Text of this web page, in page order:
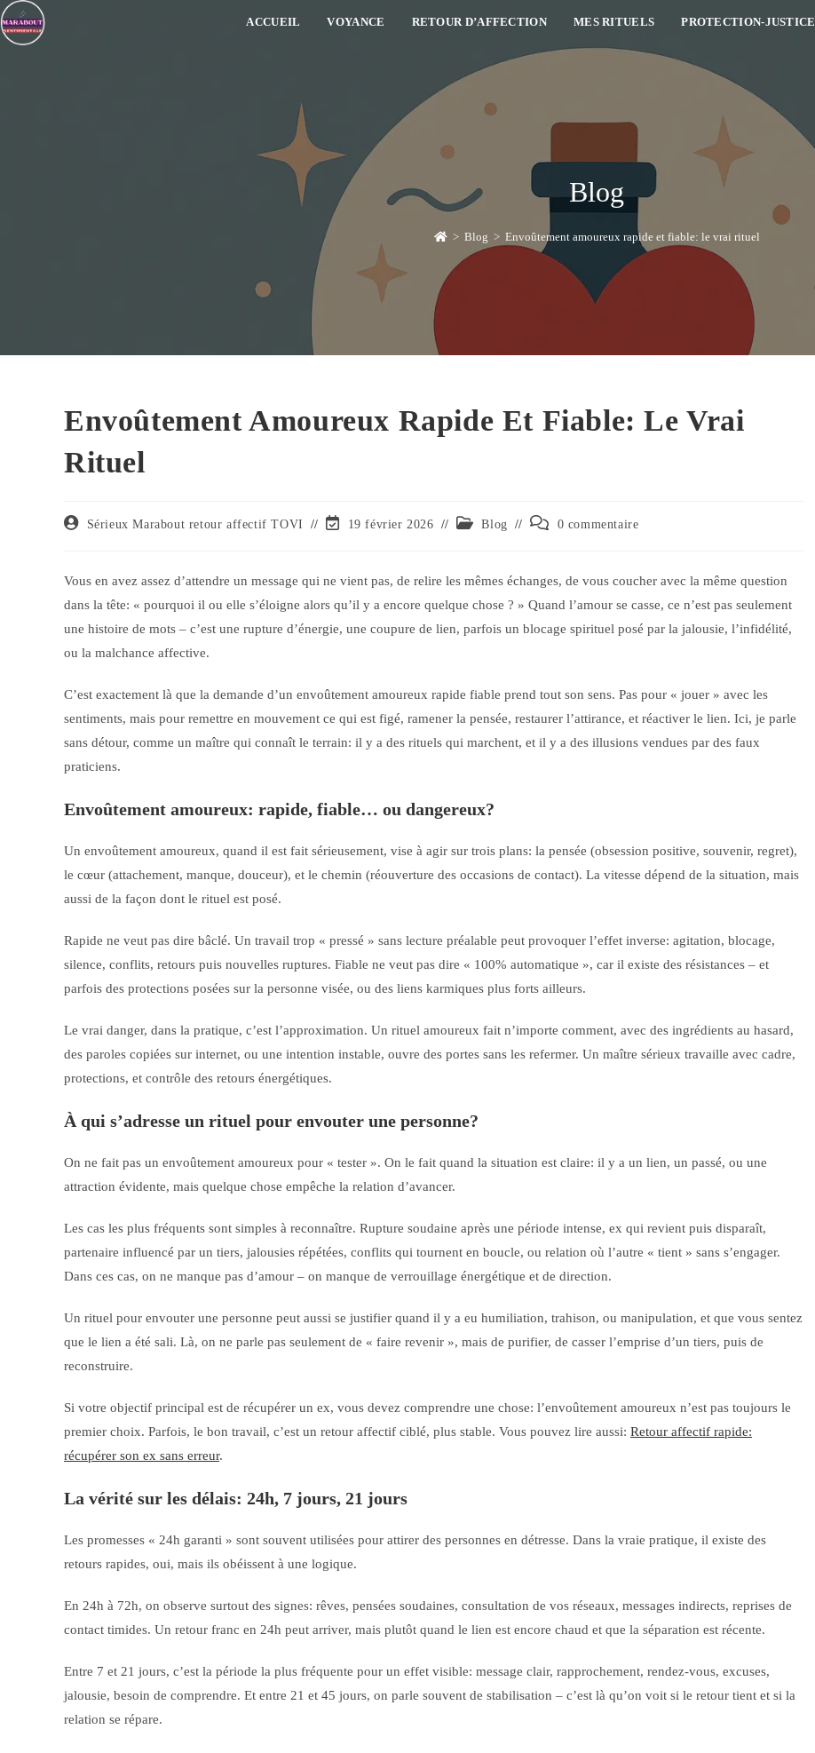
ACCUEIL VOYANCE RETOUR D’AFFECTION MES RITUELS PROTECTION-JUSTICE
Blog
> Blog > Envoûtement amoureux rapide et fiable: le vrai rituel
Envoûtement Amoureux Rapide Et Fiable: Le Vrai
Rituel
Sérieux Marabout retour affectif TOVI 19 février 2026 Blog 0 commentaire
Vous en avez assez d’attendre un message qui ne vient pas, de relire les mêmes échanges, de vous coucher avec la même question
dans la tête: « pourquoi il ou elle s’éloigne alors qu’il y a encore quelque chose ? » Quand l’amour se casse, ce n’est pas seulement
une histoire de mots – c’est une rupture d’énergie, une coupure de lien, parfois un blocage spirituel posé par la jalousie, l’infidélité,
ou la malchance affective.
C’est exactement là que la demande d’un envoûtement amoureux rapide fiable prend tout son sens. Pas pour « jouer » avec les
sentiments, mais pour remettre en mouvement ce qui est figé, ramener la pensée, restaurer l’attirance, et réactiver le lien. Ici, je parle
sans détour, comme un maître qui connaît le terrain: il y a des rituels qui marchent, et il y a des illusions vendues par des faux
praticiens.
Envoûtement amoureux: rapide, fiable… ou dangereux?
Un envoûtement amoureux, quand il est fait sérieusement, vise à agir sur trois plans: la pensée (obsession positive, souvenir, regret),
le cœur (attachement, manque, douceur), et le chemin (réouverture des occasions de contact). La vitesse dépend de la situation, mais
aussi de la façon dont le rituel est posé.
Rapide ne veut pas dire bâclé. Un travail trop « pressé » sans lecture préalable peut provoquer l’effet inverse: agitation, blocage,
silence, conflits, retours puis nouvelles ruptures. Fiable ne veut pas dire « 100% automatique », car il existe des résistances – et
parfois des protections posées sur la personne visée, ou des liens karmiques plus forts ailleurs.
Le vrai danger, dans la pratique, c’est l’approximation. Un rituel amoureux fait n’importe comment, avec des ingrédients au hasard,
des paroles copiées sur internet, ou une intention instable, ouvre des portes sans les refermer. Un maître sérieux travaille avec cadre,
protections, et contrôle des retours énergétiques.
À qui s’adresse un rituel pour envouter une personne?
On ne fait pas un envoûtement amoureux pour « tester ». On le fait quand la situation est claire: il y a un lien, un passé, ou une
attraction évidente, mais quelque chose empêche la relation d’avancer.
Les cas les plus fréquents sont simples à reconnaître. Rupture soudaine après une période intense, ex qui revient puis disparaît,
partenaire influencé par un tiers, jalousies répétées, conflits qui tournent en boucle, ou relation où l’autre « tient » sans s’engager.
Dans ces cas, on ne manque pas d’amour – on manque de verrouillage énergétique et de direction.
Un rituel pour envouter une personne peut aussi se justifier quand il y a eu humiliation, trahison, ou manipulation, et que vous sentez
que le lien a été sali. Là, on ne parle pas seulement de « faire revenir », mais de purifier, de casser l’emprise d’un tiers, puis de
reconstruire.
Si votre objectif principal est de récupérer un ex, vous devez comprendre une chose: l’envoûtement amoureux n’est pas toujours le
premier choix. Parfois, le bon travail, c’est un retour affectif ciblé, plus stable. Vous pouvez lire aussi: Retour affectif rapide:
récupérer son ex sans erreur.
La vérité sur les délais: 24h, 7 jours, 21 jours
Les promesses « 24h garanti » sont souvent utilisées pour attirer des personnes en détresse. Dans la vraie pratique, il existe des
retours rapides, oui, mais ils obéissent à une logique.
En 24h à 72h, on observe surtout des signes: rêves, pensées soudaines, consultation de vos réseaux, messages indirects, reprises de
contact timides. Un retour franc en 24h peut arriver, mais plutôt quand le lien est encore chaud et que la séparation est récente.
Entre 7 et 21 jours, c’est la période la plus fréquente pour un effet visible: message clair, rapprochement, rendez-vous, excuses,
jalousie, besoin de comprendre. Et entre 21 et 45 jours, on parle souvent de stabilisation – c’est là qu’on voit si le retour tient et si la
relation se répare.